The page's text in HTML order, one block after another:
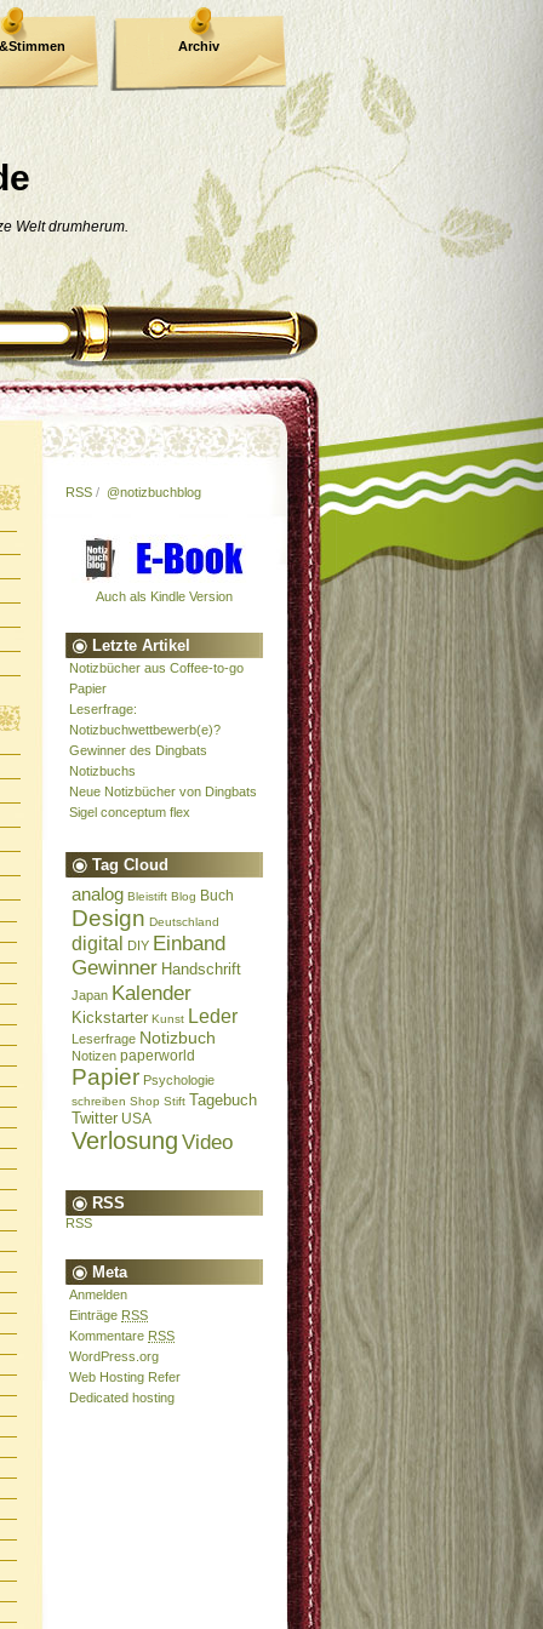
Welt drumherum.
Archiv
RSS / @notizbuchblog
Auch als Kindle Version
Letzte Artikel
Notizbücher aus Coffee-to-go
Papier
Leserfrage:
Notizbuchwettbewerb(e)?
Gewinner des Dingbats
Notizbuchs
Neue Notizbücher von Dingbats
Sigel conceptum flex
Tag Cloud
analog Bleistift Blog Buch
Design Deutschland
digital DIY Einband
Gewinner Handschrift
Japan Kalender
Kickstarter Kunst Leder
Leserfrage Notizbuch
Notizen paperworld
Papier Psychologie
schreiben Shop Stift Tagebuch
Twitter USA
Verlosung Video
RSS
RSS
Meta
Anmelden
Einträge RSS
Kommentare RSS
WordPress.org
Web Hosting Refer
Dedicated hosting